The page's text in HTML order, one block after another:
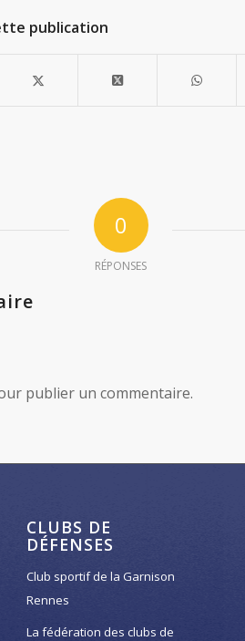
publication
0
RÉPONSES
publier un commentaire.
CLUBS DE
DÉFENSES
Club sportif de la Garnison
Rennes
La fédération des clubs de